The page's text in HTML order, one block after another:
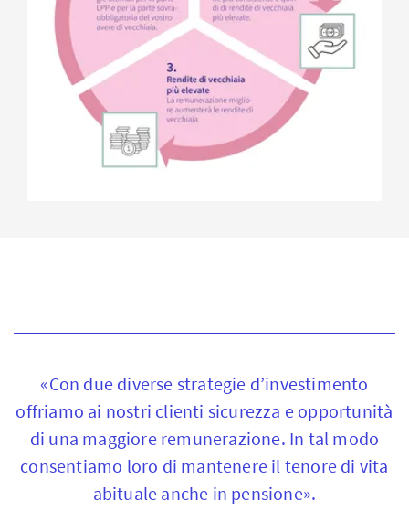
Amministrazione e attuazione
AXA Vita SA
«Con due diverse strategie d’investimento
offriamo ai nostri clienti sicurezza e opportunità
di una maggiore remunerazione. In tal modo
consentiamo loro di mantenere il tenore di vita
abituale anche in pensione».